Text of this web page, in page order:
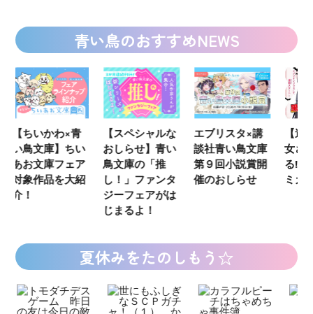
青い鳥のおすすめNEWS
【スペシャルな
おしらせ】青い
鳥文庫の「推
し！」ファンタ
ジーフェアがは
エブリスタ×講
談社青い鳥文庫
第９回小説賞開
催のおしらせ
【速報】『黒魔
女さんが通
る‼』ついにコ
ミカライズ！
夏休みをたのしもう☆